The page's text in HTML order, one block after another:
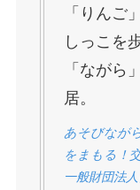
「りんご
しっこを
「ながら
居。
あそびなが
をまもる！
一般財団法